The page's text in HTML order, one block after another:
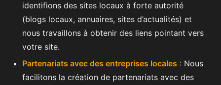
identifions des sites locaux à forte autorité
(blogs locaux, annuaires, sites d’actualités) et
nous travaillons à obtenir des liens pointant vers
votre site.
Partenariats avec des entreprises locales : Nous
facilitons la création de partenariats avec des